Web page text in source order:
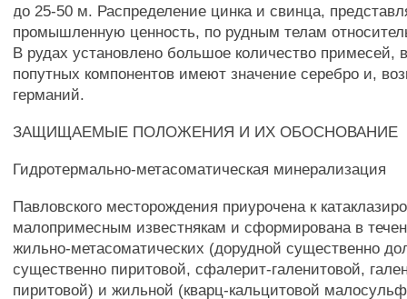
до 25-50 м. Распределение цинка и свинца,
промышленную ценность, по рудным телам
В рудах установлено большое количество примесей,
попутных компонентов имеют значение серебро и,
германий.
ЗАЩИЩАЕМЫЕ ПОЛОЖЕНИЯ И ИХ ОБОСНОВАНИЕ
Гидротермально-метасоматическая минерализация
Павловского месторождения приурочена к
малопримесным известнякам и сформирована в
жильно-метасоматических (дорудной существенно
существенно пиритовой, сфалерит-галенитовой,
пиритовой) и жильной (кварц-кальцитовой